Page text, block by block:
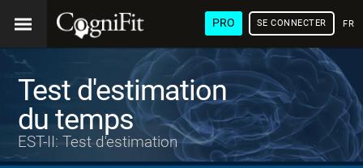
PRO SE CONNECTER
Test d'estimation
du temps
EST-II: Test d'estimation